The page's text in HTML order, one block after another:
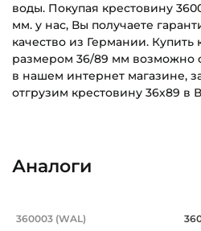
воды. Покупая крестовину
мм. у нас, Вы получаете
качество из Германии. Купить
размером 36/89 мм возможно
в нашем интернет магазине,
отгрузим крестовину 36х89 в
Крестовина расстояние по
Тип чашки крестовины:
Категория:
Аналоги
Крестовина
360003 (WAL)